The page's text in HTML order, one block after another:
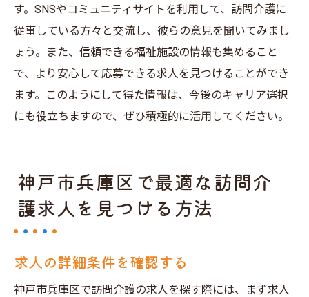
す。SNSやコミュニティサイトを利用して、訪問介護に
従事している方々と交流し、彼らの意見を聞いてみまし
ょう。また、信頼できる福祉施設の情報も集めること
で、より安心して応募できる求人を見つけることができ
ます。このようにして得た情報は、今後のキャリア選択
にも役立ちますので、ぜひ積極的に活用してください。
神戸市兵庫区で最適な訪問介
護求人を見つける方法
求人の詳細条件を確認する
神戸市兵庫区で訪問介護の求人を探す際には、まず求人